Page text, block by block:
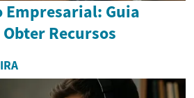
Guia
Recursos